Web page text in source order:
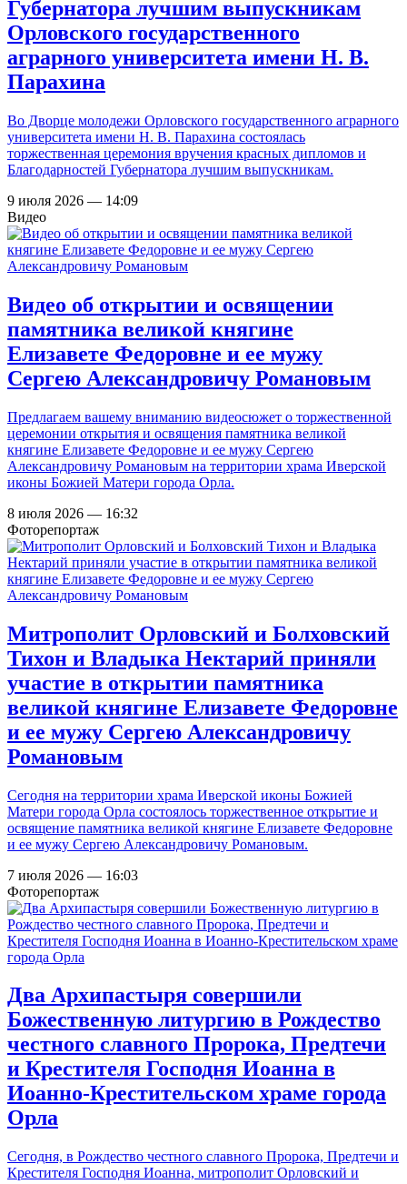
Губернатора лучшим выпускникам
Орловского государственного
аграрного университета имени Н. В.
Парахина
Во Дворце молодежи Орловского государственного аграрного
университета имени Н. В. Парахина состоялась
торжественная церемония вручения красных дипломов и
Благодарностей Губернатора лучшим выпускникам.
9 июля 2026 — 14:09
Видео
Видео об открытии и освящении
памятника великой княгине
Елизавете Федоровне и ее мужу
Сергею Александровичу Романовым
Предлагаем вашему вниманию видеосюжет о торжественной
церемонии открытия и освящения памятника великой
княгине Елизавете Федоровне и ее мужу Сергею
Александровичу Романовым на территории храма Иверской
иконы Божией Матери города Орла.
8 июля 2026 — 16:32
Фоторепортаж
Митрополит Орловский и Болховский
Тихон и Владыка Нектарий приняли
участие в открытии памятника
великой княгине Елизавете Федоровне
и ее мужу Сергею Александровичу
Романовым
Сегодня на территории храма Иверской иконы Божией
Матери города Орла состоялось торжественное открытие и
освящение памятника великой княгине Елизавете Федоровне
и ее мужу Сергею Александровичу Романовым.
7 июля 2026 — 16:03
Фоторепортаж
Два Архипастыря совершили
Божественную литургию в Рождество
честного славного Пророка, Предтечи
и Крестителя Господня Иоанна в
Иоанно-Крестительском храме города
Орла
Сегодня, в Рождество честного славного Пророка, Предтечи и
Крестителя Господня Иоанна, митрополит Орловский и